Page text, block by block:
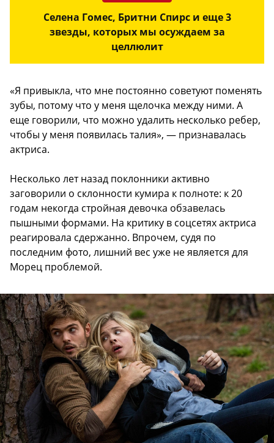
Селена Гомес, Бритни Спирс и еще 3
звезды, которых мы осуждаем за
целлюлит
«Я привыкла, что мне постоянно советуют поменять
зубы, потому что у меня щелочка между ними. А
еще говорили, что можно удалить несколько ребер,
чтобы у меня появилась талия», — признавалась
актриса.
Несколько лет назад поклонники активно
заговорили о склонности кумира к полноте: к 20
годам некогда стройная девочка обзавелась
пышными формами. На критику в соцсетях актриса
реагировала сдержанно. Впрочем, судя по
последним фото, лишний вес уже не является для
Морец проблемой.